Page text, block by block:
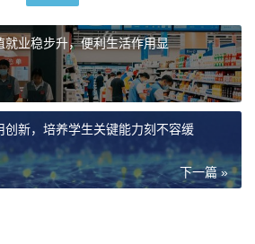
业稳步升，便利生活作用显
创新，培养学生关键能力刻不容缓
下一篇 »